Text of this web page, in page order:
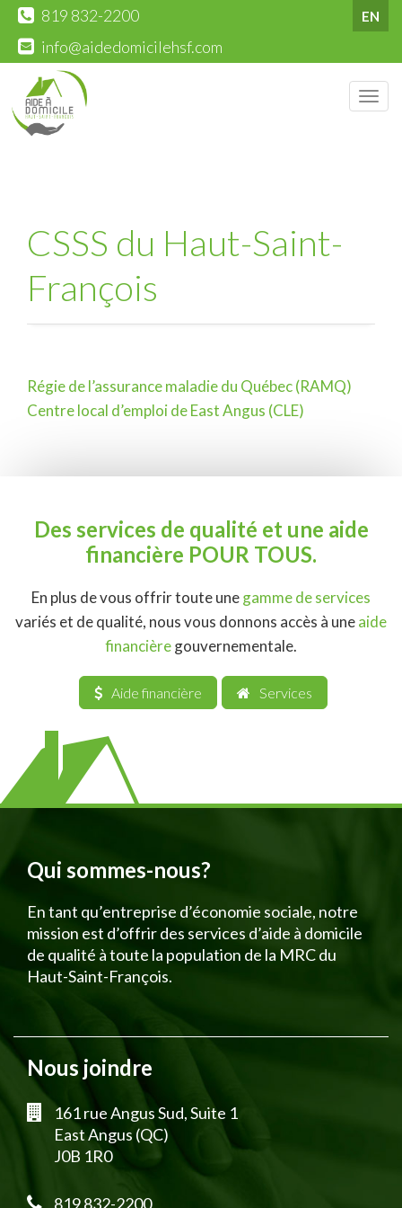
EN
819 832-2200
info@aidedomicilehsf.com
CSSS du Haut-Saint-
François
Navigation
Régie de l’assurance maladie du Québec (RAMQ)
Centre local d’emploi de East Angus (CLE)
Des services de qualité et une aide
financière POUR TOUS.
En plus de vous offrir toute unegamme de services
variés et de qualité, nous vous donnons accès à uneaide
financièregouvernementale.
Aide financière Services
Qui sommes-nous?
En tant qu’entreprise d’économie sociale, notre
mission est d’offrir des services d’aide à domicile
de qualité à toute la population de la MRC du
Haut-Saint-François.
Nous joindre
161 rue Angus Sud, Suite 1
East Angus (QC)
J0B 1R0
819 832-2200